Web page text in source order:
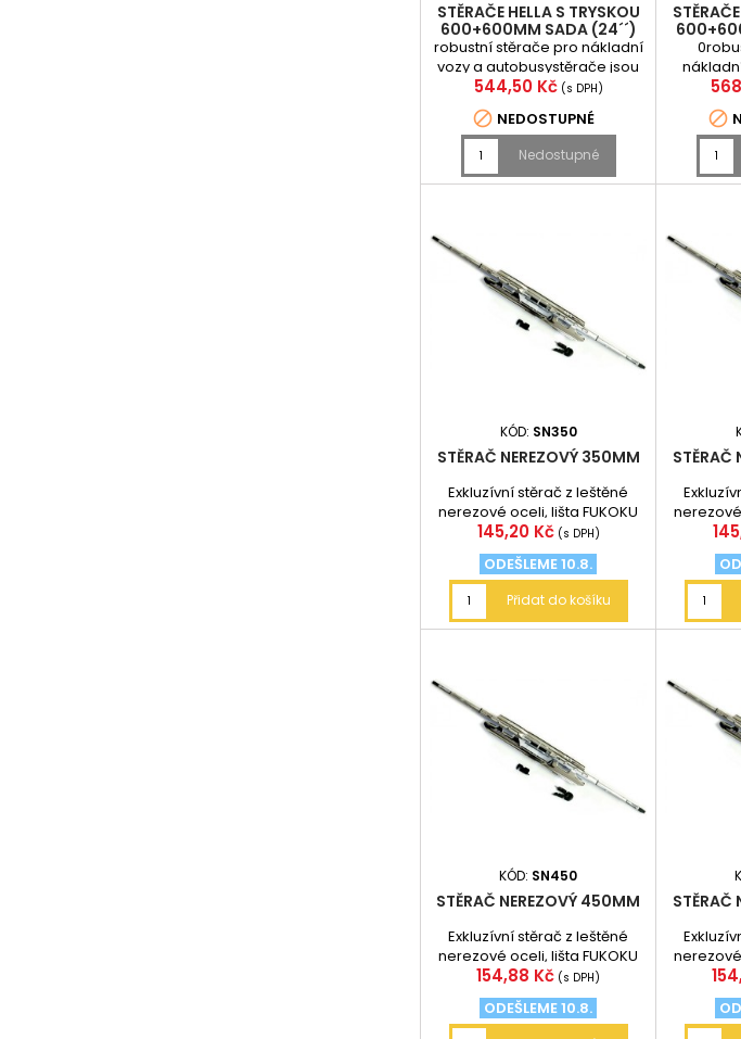
STĚRAČE HELLA S TRYSKOU
600+600MM SADA (24´´)
robustní stěrače pro nákladní
vozy a autobusystěrače jsou
vybaveny ostřikovači se čtyřmi
tryskamiuchycení...
Cena
544,50 Kč (s DPH)
 NEDOSTUPNÉ
Nedostupné

KÓD: SN350
STĚRAČ NEREZOVÝ 350MM
Exkluzívní stěrač z leštěné
nerezové oceli, lišta FUKOKU
Japonsko - odolná vůči UV
záření.
Cena
145,20 Kč (s DPH)
ODEŠLEME 10.8.
Přidat do košíku
STĚRAČ
nerezové
KÓD: SN450
STĚRAČ NEREZOVÝ 450MM
Exkluzívní stěrač z leštěné
nerezové oceli, lišta FUKOKU
Japonsko - odolná vůči UV
záření.
Cena
154,88 Kč (s DPH)
ODEŠLEME 10.8.
STĚRAČ
nerezové